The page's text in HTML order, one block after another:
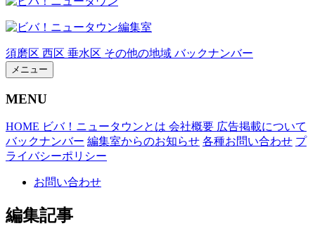
須磨区 西区 垂水区 その他の地域 バックナンバー
メニュー
MENU
HOME ビバ！ニュータウンとは 会社概要 広告掲載について
バックナンバー 編集室からのお知らせ 各種お問い合わせ プ
ライバシーポリシー
お問い合わせ
編集記事